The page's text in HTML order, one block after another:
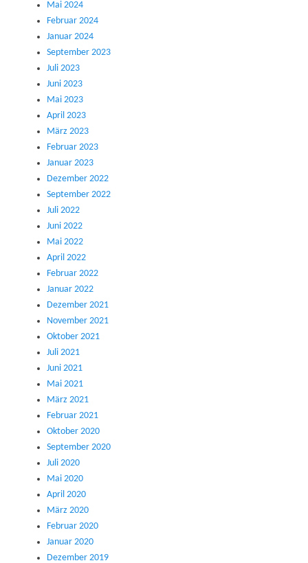
Mai 2024
Februar 2024
Januar 2024
September 2023
Juli 2023
Juni 2023
Mai 2023
April 2023
März 2023
Februar 2023
Januar 2023
Dezember 2022
September 2022
Juli 2022
Juni 2022
Mai 2022
April 2022
Februar 2022
Januar 2022
Dezember 2021
November 2021
Oktober 2021
Juli 2021
Juni 2021
Mai 2021
März 2021
Februar 2021
Oktober 2020
September 2020
Juli 2020
Mai 2020
April 2020
März 2020
Februar 2020
Januar 2020
Dezember 2019